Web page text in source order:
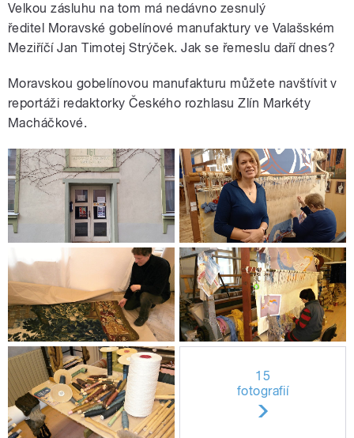
Velkou zásluhu na tom má nedávno zesnulý
ředitel Moravské gobelínové manufaktury ve Valašském
Meziříčí Jan Timotej Strýček. Jak se řemeslu daří dnes?
Moravskou gobelínovou manufakturu můžete navštívit v
reportáži redaktorky Českého rozhlasu Zlín Markéty
Macháčkové.
15
fotografií